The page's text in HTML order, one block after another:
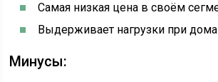
Самая низкая цена в своём
Выдерживает нагрузки при
Минусы: